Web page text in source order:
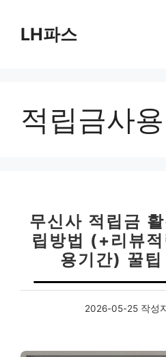
LH파스
적립금사
무신사 적립금
립방법 (+리뷰
용기간) 꿀
2026-05-25 작성